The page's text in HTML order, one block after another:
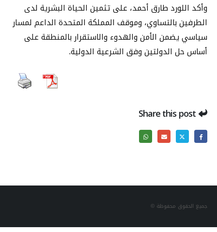
وأكد اللورد طارق أحمد، على تثمين الحياة البشرية لدى
الطرفين بالتساوي، وموقف المملكة المتحدة الداعم لمسار
سياسي يضمن الأمن والهدوء والاستقرار بالمنطقة على
أساس حل الدولتين وفق الشرعية الدولية.
Share this post
جميع الحقوق محفوظة ©